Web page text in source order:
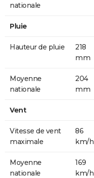
nationale
Pluie
Hauteur de pluie
218
mm
Moyenne
nationale
204
mm
Vent
Vitesse de vent
maximale
86
km/h
Moyenne
nationale
169
km/h